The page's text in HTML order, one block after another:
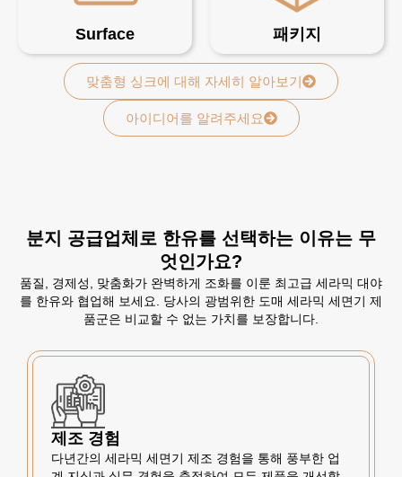
Surface 패키지
맞춤형 싱크에 대해 자세히 알아보기
아이디어를 알려주세요
분지 공급업체로 한유를 선택하는 이유는 무
엇인가요?
품질, 경제성, 맞춤화가 완벽하게 조화를 이룬 최고급 세라믹 대야
를 한유와 협업해 보세요. 당사의 광범위한 도매 세라믹 세면기 제
품군은 비교할 수 없는 가치를 보장합니다.
제조 경험
다년간의 세라믹 세면기 제조 경험을 통해 풍부한 업